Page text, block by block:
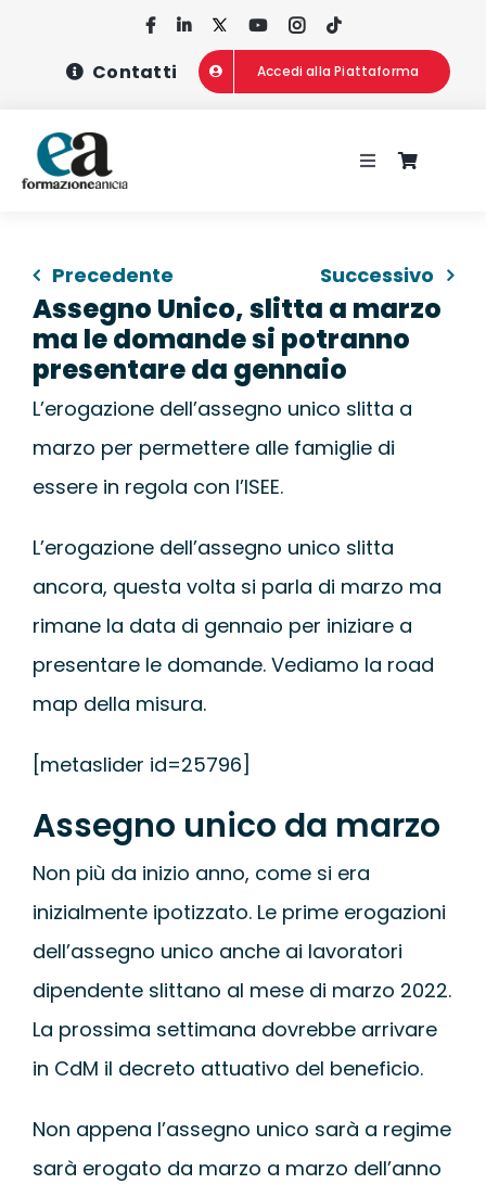
Contatti Accedi alla Piattaforma
Toggle
CHI SIAMO
Precedente Successivo
Assegno Unico, slitta a marzo
ma le domande si potranno
presentare da gennaio
L’erogazione dell’assegno unico slitta a
marzo per permettere alle famiglie di
essere in regola con l’ISEE.
L’erogazione dell’assegno unico slitta
ancora, questa volta si parla di marzo ma
rimane la data di gennaio per iniziare a
presentare le domande. Vediamo la road
map della misura.
[metaslider id=25796]
Assegno unico da marzo
Non più da inizio anno, come si era
inizialmente ipotizzato. Le prime erogazioni
dell’assegno unico anche ai lavoratori
dipendente slittano al mese di marzo 2022.
La prossima settimana dovrebbe arrivare
in CdM il decreto attuativo del beneficio.
Non appena l’assegno unico sarà a regime
sarà erogato da marzo a marzo dell’anno